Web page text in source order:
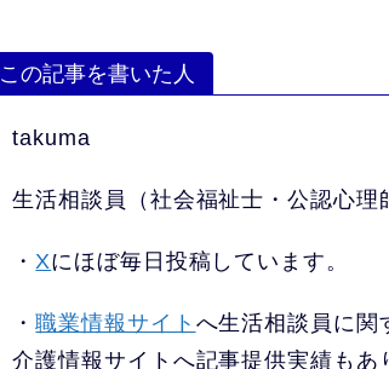
この記事を書いた人
takuma
生活相談員（社会福祉士・公認心理
・ Xにほぼ毎日投稿しています。
・職業情報サイト へ生活相談員に関
介護情報サイトへ記事提供実績もあ